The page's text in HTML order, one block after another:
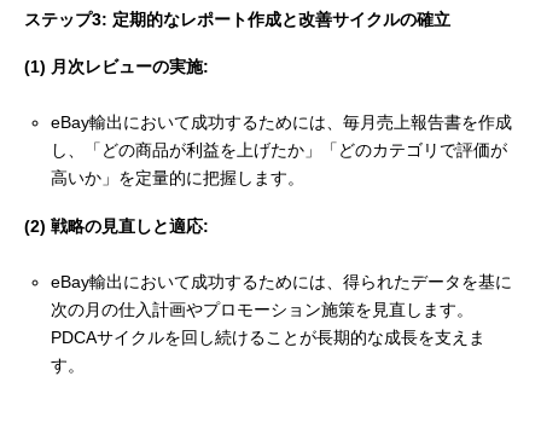
ステップ3: 定期的なレポート作成と改善サイクルの確立
(1) 月次レビューの実施:
eBay輸出において成功するためには、毎月売上報告書を作成
し、「どの商品が利益を上げたか」「どのカテゴリで評価が
高いか」を定量的に把握します。
(2) 戦略の見直しと適応:
eBay輸出において成功するためには、得られたデータを基に
次の月の仕入計画やプロモーション施策を見直します。
PDCAサイクルを回し続けることが長期的な成長を支えま
す。